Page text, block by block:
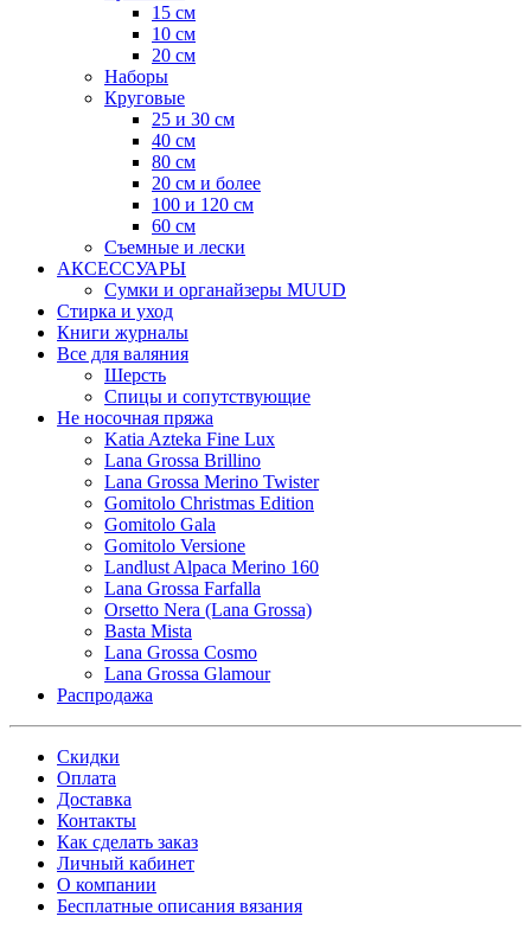
15 см
10 см
20 см
Наборы
Круговые
25 и 30 см
40 см
80 см
20 см и более
100 и 120 см
60 см
Съемные и лески
АКСЕССУАРЫ
Сумки и органайзеры MUUD
Стирка и уход
Книги журналы
Все для валяния
Шерсть
Спицы и сопутствующие
Не носочная пряжа
Katia Azteka Fine Lux
Lana Grossa Brillino
Lana Grossa Merino Twister
Gomitolo Christmas Edition
Gomitolo Gala
Gomitolo Versione
Landlust Alpaca Merino 160
Lana Grossa Farfalla
Orsetto Nera (Lana Grossa)
Basta Mista
Lana Grossa Cosmo
Lana Grossa Glamour
Распродажа
Скидки
Оплата
Доставка
Контакты
Как сделать заказ
Личный кабинет
О компании
Бесплатные описания вязания